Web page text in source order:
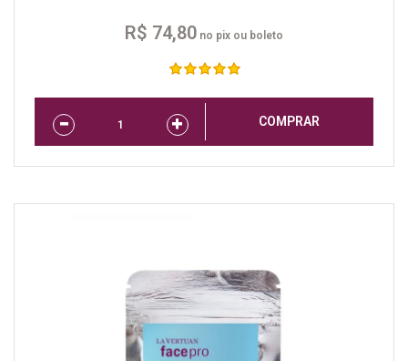
R$ 74,80 no pix ou boleto
COMPRAR